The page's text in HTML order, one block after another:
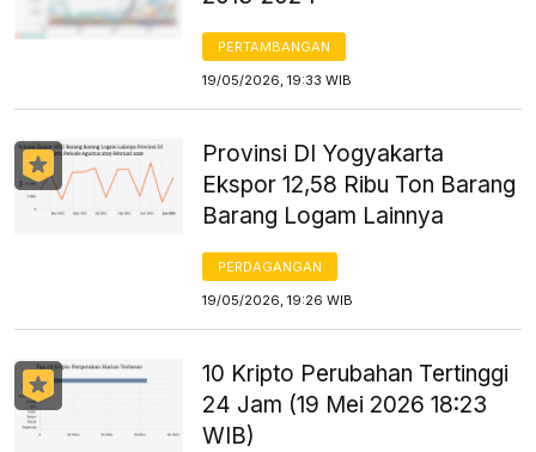
PERTAMBANGAN
19/05/2026, 19:33 WIB
Provinsi DI Yogyakarta
Ekspor 12,58 Ribu Ton Barang
Barang Logam Lainnya
PERDAGANGAN
19/05/2026, 19:26 WIB
10 Kripto Perubahan Tertinggi
24 Jam (19 Mei 2026 18:23
WIB)